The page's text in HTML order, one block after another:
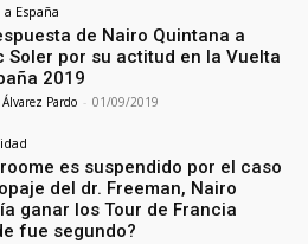
España
de Nairo Quintana a
Soler por su actitud en la Vuelta
2019
Pardo - 01/09/2019
es suspendido por el caso
del dr. Freeman, Nairo
ganar los Tour de Francia
fue segundo?